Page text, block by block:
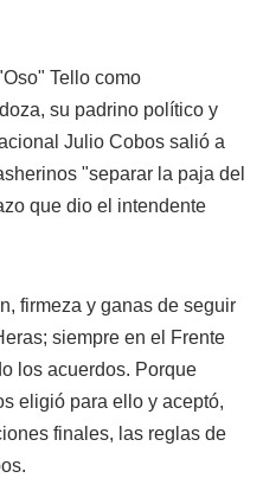
Tello como
su padrino político y
Julio Cobos salió a
"separar la paja del
que dio el intendente
firmeza y ganas de seguir
siempre en el Frente
los acuerdos. Porque
eligió para ello y aceptó,
finales, las reglas de